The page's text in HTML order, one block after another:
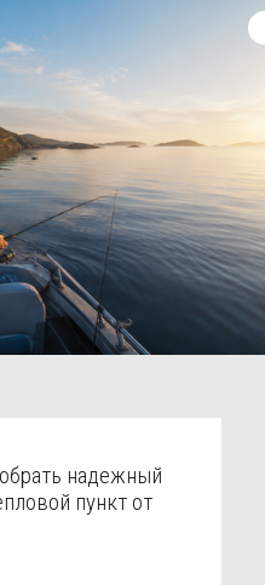
надежный
пункт от